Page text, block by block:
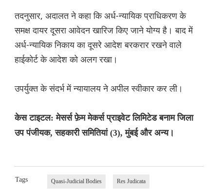
तदनुसार, अदालत ने कहा कि अर्ध-न्यायिक प्राधिकरण के
समक्ष दायर दूसरा आवेदन खारिज किए जाने योग्य है। बाद में
अर्ध-न्यायिक निकाय का दूसरे आदेश बरकरार रखने वाले
हाईकोर्ट के आदेश को अलग रखा।
उपर्युक्त के संदर्भ में न्यायालय ने अपील स्वीकार कर ली।
केस टाइटल: मेसर्स फ़ेम मेकर्स प्राइवेट लिमिटेड बनाम जिला
उप पंजीयक, सहकारी समितियां (3), मुंबई और अन्य।
Tags Quasi-Judicial Bodies Res Judicata